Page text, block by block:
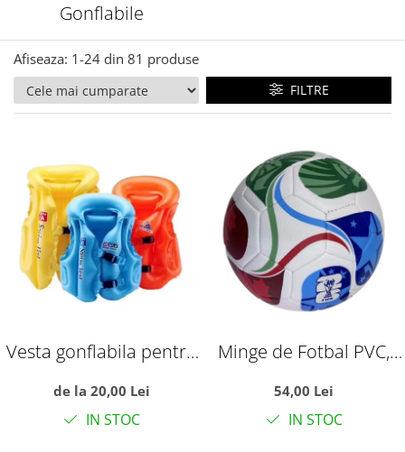
Gonflabile
Afiseaza: 1-24 din 81 produse
FILTRE
Vesta gonflabila pentru
aer, S albastru
de la 20,00 Lei
IN STOC
Minge de Fotbal PVC,
Campionatul Mondial
World Cup
54,00 Lei
IN STOC